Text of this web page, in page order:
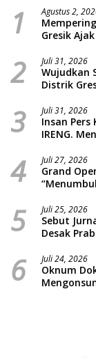
1 Agustus 2,
Gresik
2 Juli 31, 2026
Wujudkan
Distrik
Piatu
3 Juli 31, 2026
Insan Pers
IRENG.
4 Juli 27, 2026
Grand
5 Juli 25, 2026
Sebut
Desak
6 Juli 24, 2026
Oknum